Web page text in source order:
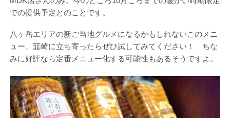
での提供予定とのことです。
八ヶ岳エリアの新ご当地グルメになるかもしれないこのメニ
ュー、韮崎に立ち寄ったらぜひ試してみてください！ ちな
みに好評なら定番メニュー化する可能性もあるそうですよ。